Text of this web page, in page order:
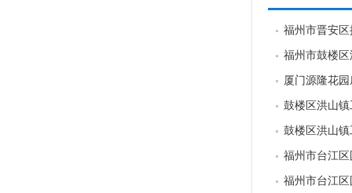
福州市晋安区
福州市鼓楼
厦门源隆花
鼓楼区洪山
鼓楼区洪山
福州市台江
福州市台江